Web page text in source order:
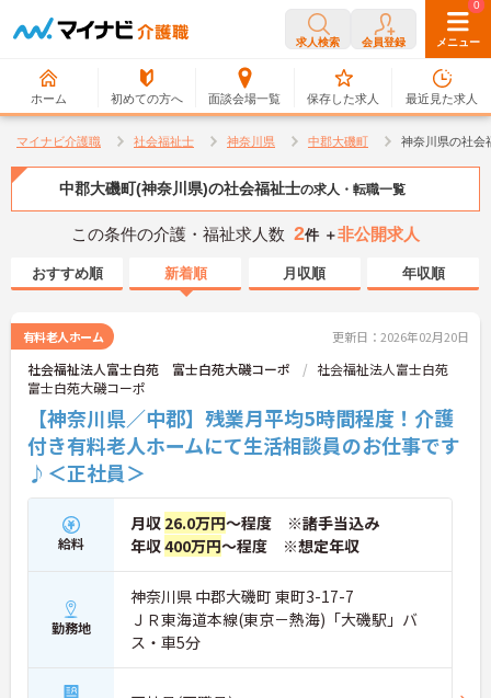
求人検索 会員登録 メニュー
ホーム 初めての方へ 面談会場一覧
0
保存した求人
0
最近見た求人
マイナビ介護職 社会福祉士 神奈川県 中郡大磯町 神奈川県の社会
中郡大磯町(神奈川県)の社会福祉士の求人・転職一覧
この条件の介護・福祉求人数 2件 ＋非公開求人
おすすめ順 新着順 月収順 年収順
有料老人ホーム 更新日：2026年02月20日
社会福祉法人富士白苑 富士白苑大磯コーポ
社会福祉法人富士白苑
富士白苑大磯コーポ
【神奈川県／中郡】残業月平均5時間程度！介護
付き有料老人ホームにて生活相談員のお仕事です
♪＜正社員＞
給料
月収 26.0万円～程度 ※諸手当込み
年収400万円～程度 ※想定年収
勤務地
神奈川県 中郡大磯町 東町3-17-7
ＪＲ東海道本線(東京－熱海)「大磯駅」バ
ス・車5分